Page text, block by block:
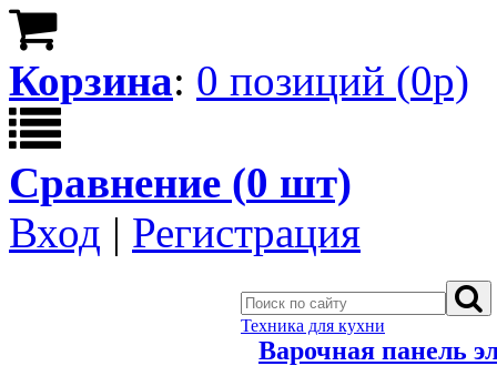
Корзина: 0 позиций (0р)
Сравнение (0 шт)
Вход | Регистрация
Техника для кухни
Варочная панель